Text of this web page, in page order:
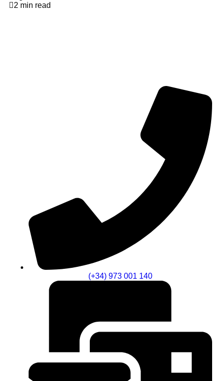
2 min read
(+34) 973 001 140